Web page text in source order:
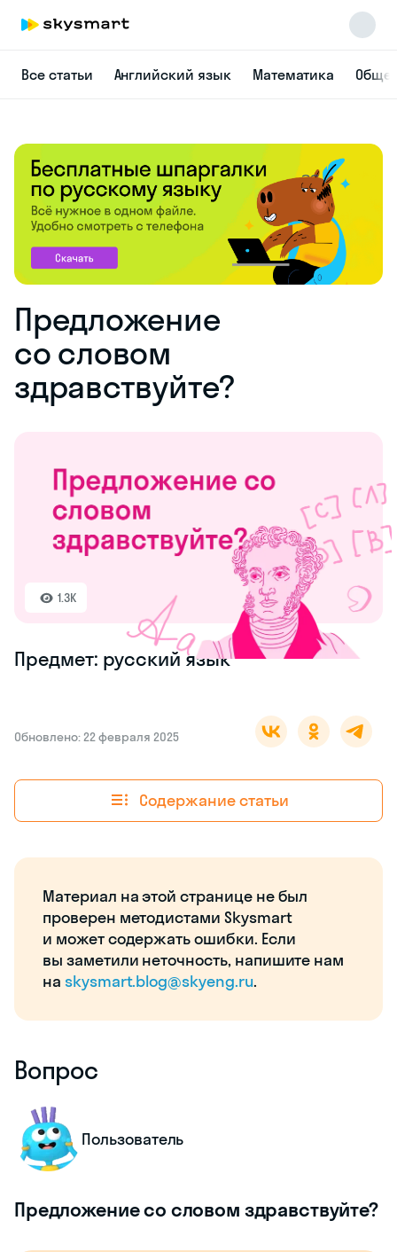
Все статьи Английский язык Математика
Предложение
со словом
здравствуйте?
1.3K
Предмет: русский язык
Обновлено: 22 февраля 2025
Содержание статьи
Материал на этой странице не был
проверен методистами Skysmart
и может содержать ошибки. Если
вы заметили неточность, напишите нам
на skysmart.blog@skyeng.ru.
Вопрос
Пользователь
Предложение со словом здравствуйте?